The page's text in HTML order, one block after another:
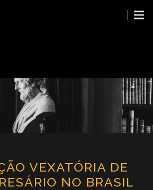
VEXATÓRIA DE
NO BRASIL